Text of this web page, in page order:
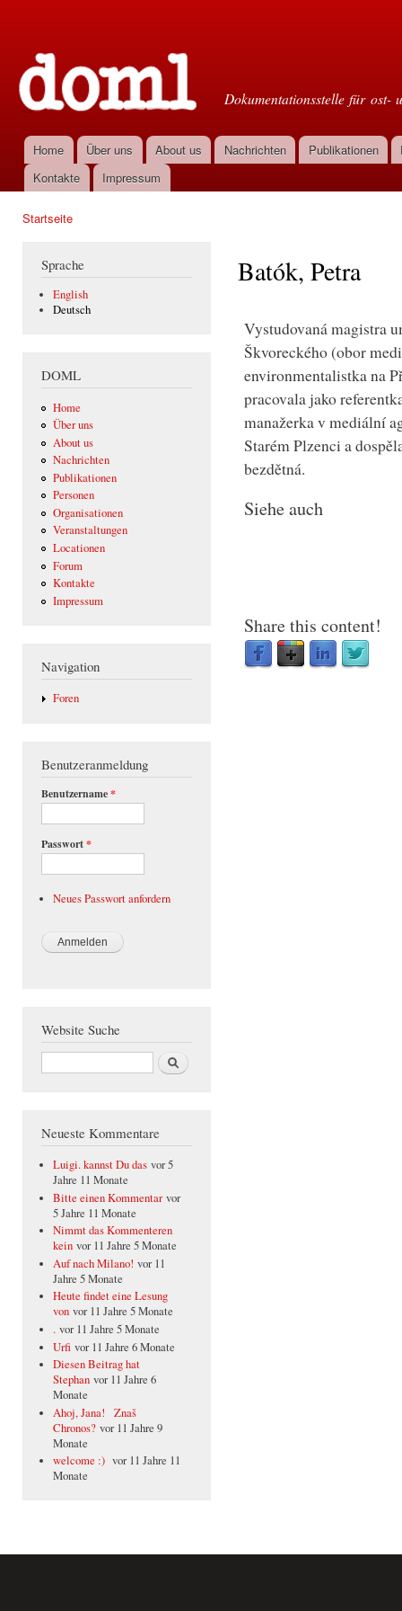
Dokumentationsstelle für ost-
Hauptmenü
Home Über uns About us Nachrichten Publikationen
Kontakte
Impressum
Startseite
Sprache
English
Deutsch
DOML
Home
Über uns
About us
Nachrichten
Publikationen
Personen
Organisationen
Veranstaltungen
Locationen
Forum
Kontakte
Impressum
Navigation
Foren
Benutzeranmeldung
Benutzername*
Passwort*
Neues Passwort anfordern
Website Suche
Suche
Neueste Kommentare
Luigi. kannst Du das vor 5
Jahre 11 Monate
Bitte einen Kommentar vor
5 Jahre 11 Monate
Nimmt das Kommenteren
kein vor 11 Jahre 5 Monate
Auf nach Milano! vor 11
Jahre 5 Monate
Heute findet eine Lesung
von vor 11 Jahre 5 Monate
. vor 11 Jahre 5 Monate
Urfi vor 11 Jahre 6 Monate
Diesen Beitrag hat
Stephan vor 11 Jahre 6
Monate
Ahoj, Jana! Znaš
Chronos? vor 11 Jahre 9
Monate
welcome :) vor 11 Jahre 11
Monate
Batók, Petra
Vystudovaná magistra
Škvoreckého (obor
environmentalistka na
pracovala jako
manažerka v mediální
Starém Plzenci a
bezdětná.
Siehe auch
Share this content!